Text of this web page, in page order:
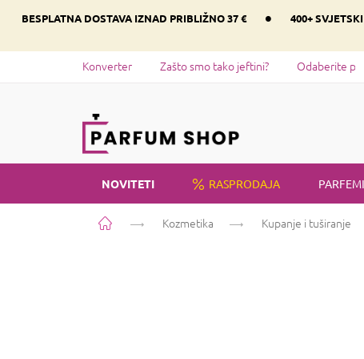
BESPLATNA DOSTAVA IZNAD PRIBLIŽNO 37 € • 400+
Konverter Zašto smo tako jeftini? Odaberite
NOVITETI RASPRODAJA PARFEMI
Početna Kozmetika Kupanje i tuširanje